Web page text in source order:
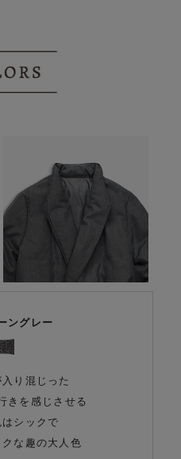
ングレー
り混じった
きを感じさせる
シックで
な趣の大人色